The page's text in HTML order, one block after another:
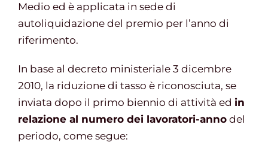
Gestione d’impresa
Contatti
Chi siamo
Medio ed è applicata in sede di
autoliquidazione del premio per l’anno di
riferimento.
In base al decreto ministeriale 3 dicembre
2010, la riduzione di tasso è riconosciuta, se
inviata dopo il primo biennio di attività ed in
relazione al numero dei lavoratori-anno del
periodo, come segue: